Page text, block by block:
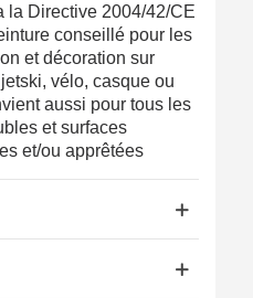
la Directive 2004/42/CE
conseillé pour les
et décoration sur
vélo, casque ou
aussi pour tous les
et surfaces
et/ou apprêtées